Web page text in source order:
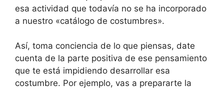
esa actividad que todavía no se ha incorporado
a nuestro «catálogo de costumbres».
Así, toma conciencia de lo que piensas, date
cuenta de la parte positiva de ese pensamiento
que te está impidiendo desarrollar esa
costumbre. Por ejemplo, vas a prepararte la